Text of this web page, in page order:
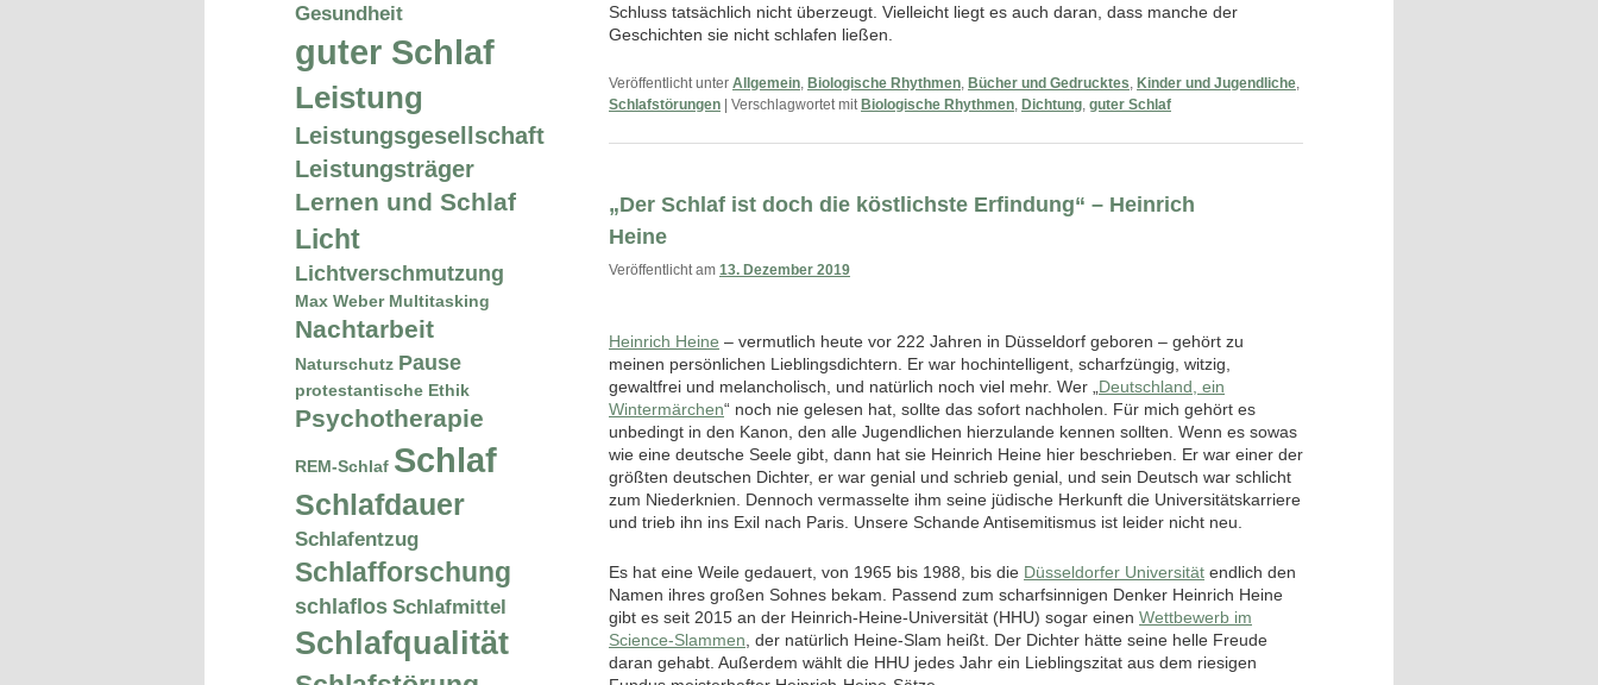
Schluss tatsächlich nicht überzeugt. Vielleicht liegt es auch daran, dass manche der
Geschichten sie nicht schlafen ließen.
Veröffentlicht unter Allgemein, Biologische Rhythmen, Bücher und Gedrucktes, Kinder und Jugendliche,
Schlafstörungen
Verschlagwortet mit Biologische Rhythmen, Dichtung, guter Schlaf
„Der Schlaf ist doch die köstlichste Erfindung“ – Heinrich
Heine
Veröffentlicht am 13. Dezember 2019
Heinrich Heine – vermutlich heute vor 222 Jahren in Düsseldorf geboren – gehört zu
meinen persönlichen Lieblingsdichtern. Er war hochintelligent, scharfzüngig, witzig,
gewaltfrei und melancholisch, und natürlich noch viel mehr. Wer „ Deutschland, ein
Wintermärchen“ noch nie gelesen hat, sollte das sofort nachholen. Für mich gehört es
unbedingt in den Kanon, den alle Jugendlichen hierzulande kennen sollten. Wenn es sowas
wie eine deutsche Seele gibt, dann hat sie Heinrich Heine hier beschrieben. Er war einer der
größten deutschen Dichter, er war genial und schrieb genial, und sein Deutsch war schlicht
zum Niederknien. Dennoch vermasselte ihm seine jüdische Herkunft die Universitätskarriere
und trieb ihn ins Exil nach Paris. Unsere Schande Antisemitismus ist leider nicht neu.
Es hat eine Weile gedauert, von 1965 bis 1988, bis die Düsseldorfer Universität endlich den
Namen ihres großen Sohnes bekam. Passend zum scharfsinnigen Denker Heinrich Heine
gibt es seit 2015 an der Heinrich-Heine-Universität (HHU) sogar einen Wettbewerb im
Science-Slammen , der natürlich Heine-Slam heißt. Der Dichter hätte seine helle Freude
daran gehabt. Außerdem wählt die HHU jedes Jahr ein Lieblingszitat aus dem riesigen
Gesundheit
guter Schlaf
Leistung
Leistungsgesellschaft
Leistungsträger
Lernen und Schlaf
Licht
Lichtverschmutzung
Max Weber Multitasking
Nachtarbeit
Naturschutz Pause
protestantische Ethik
Psychotherapie
REM-Schlaf Schlaf
Schlafdauer
Schlafentzug
Schlafforschung
schlaflos Schlafmittel
Schlafqualität